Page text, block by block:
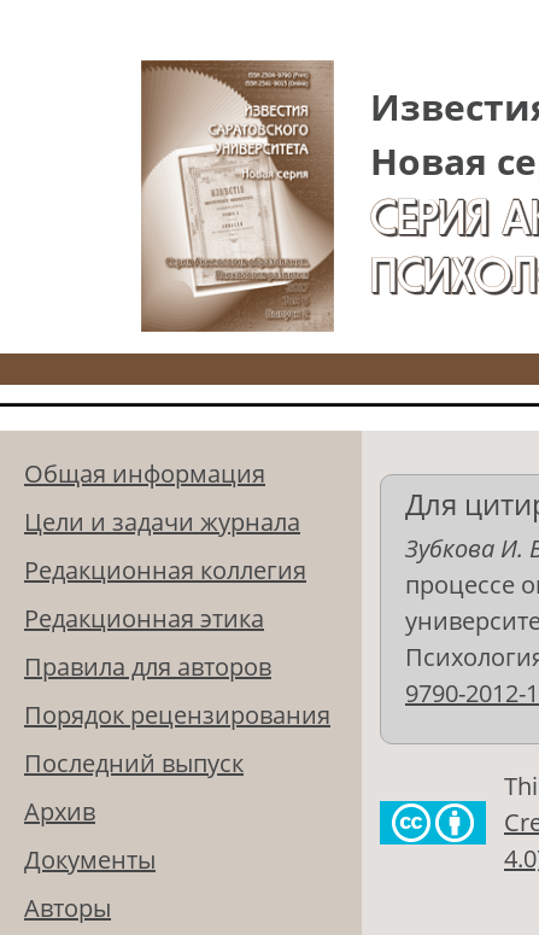
Новая
СЕРИЯ
Общая информация
Цели и задачи журнала
Редакционная коллегия
Редакционная этика
Правила для авторов
Порядок рецензирования
Последний выпуск
Архив
Документы
Авторы
Для
Зубкова И.
процессе
9790-2012-